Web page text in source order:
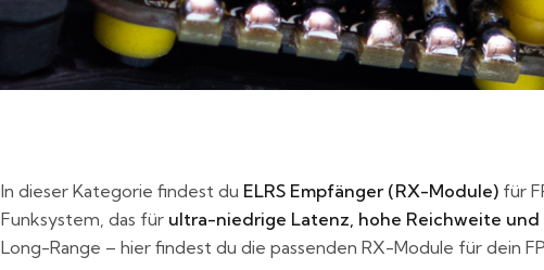
In dieser Kategorie findest du ELRS Empfänger (RX-Module) für
Funksystem, das für ultra-niedrige Latenz, hohe Reichweite und
Long-Range – hier findest du die passenden RX-Module für dein